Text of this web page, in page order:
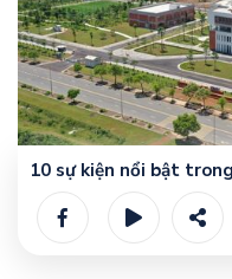
10 sự kiện nổi bật